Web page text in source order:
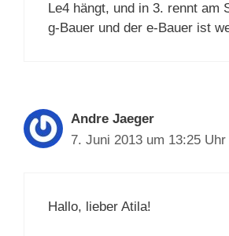
Le4 hängt, und in 3. rennt am
g-Bauer und der e-Bauer ist
Andre Jaeger
7. Juni 2013 um 13:25 Uhr
Hallo, lieber Atila!